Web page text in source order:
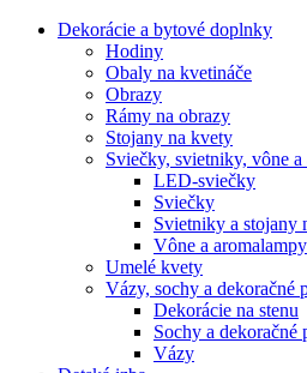
Dekorácie a bytové doplnky
Hodiny
Obaly na kvetináče
Obrazy
Rámy na obrazy
Stojany na kvety
Sviečky, svietniky, vône
LED-sviečky
Sviečky
Svietniky a stojany
Vône a aromalampy
Umelé kvety
Vázy, sochy a dekoračné
Dekorácie na stenu
Sochy a dekoračné
Vázy